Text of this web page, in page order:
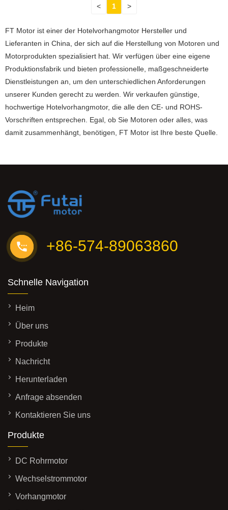
< 1 >
FT Motor ist einer der Hotelvorhangmotor Hersteller und
Lieferanten in China, der sich auf die Herstellung von Motoren und
Motorprodukten spezialisiert hat. Wir verfügen über eine eigene
Produktionsfabrik und bieten professionelle, maßgeschneiderte
Dienstleistungen an, um den unterschiedlichen Anforderungen
unserer Kunden gerecht zu werden. Wir verkaufen günstige,
hochwertige Hotelvorhangmotor, die alle den CE- und ROHS-
Vorschriften entsprechen. Egal, ob Sie Motoren oder alles, was
damit zusammenhängt, benötigen, FT Motor ist Ihre beste Quelle.
+86-574-89063860
Schnelle Navigation
Heim
Über uns
Produkte
Nachricht
Herunterladen
Anfrage absenden
Kontaktieren Sie uns
Produkte
DC Rohrmotor
Wechselstrommotor
Vorhangmotor